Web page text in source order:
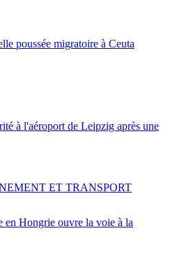
poussée migratoire à Ceuta
à l'aéroport de Leipzig après une
en Hongrie ouvre la voie à la
ET TRANSPORT